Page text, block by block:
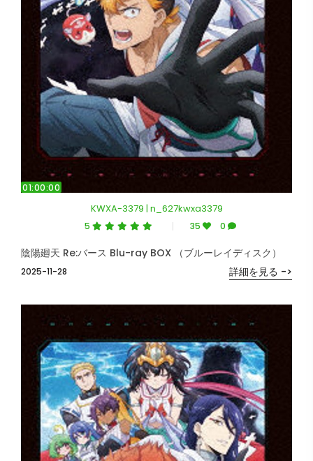
01:00:00
KWXA-3379 | n_627kwxa3379
5 35 0
2025-11-28
陰陽廻天 Re:バース Blu-ray BOX （ブルーレイディスク）
詳細を見る ->